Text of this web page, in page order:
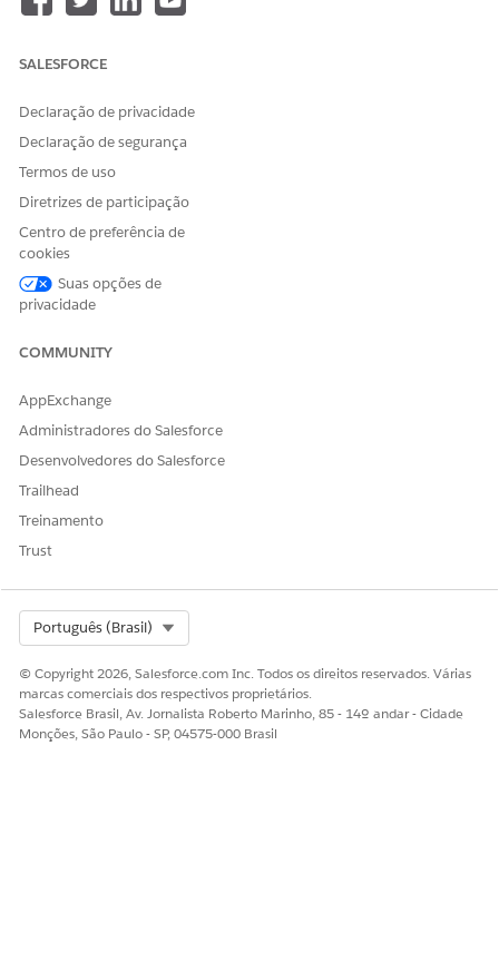
As contas pessoais armazenam informações sobre uma
contato em uma única experiência de objeto. Para
usuários finais, um registro de conta pessoal aparece e
funciona como um único registro.
O modelo individual
O modelo individual usa uma combinação dos objetos
padrão Conta e Contato, acoplados em uma
objeto unificada
foram estendidos com campos personalizados, tipos de
registro e muito mais.
Contas pessoais
Considerações sobre o uso de contas pessoais
Guia de implementação de Contas pessoais
SALESFORCE
Declaração de privacidade
Declaração de segurança
Termos de uso
Diretrizes de participação
Centro de preferência de
cookies
Suas opções de
privacidade
COMMUNITY
AppExchange
Administradores do Salesforce
Desenvolvedores do Salesforce
Trailhead
Treinamento
Trust
Português (Brasil)
© Copyright 2026, Salesforce.com Inc. Todos os direitos reservados. Várias
marcas comerciais dos respectivos proprietários.
Salesforce Brasil, Av. Jornalista Roberto Marinho, 85 - 14º andar - Cidade
Monções, São Paulo - SP, 04575-000 Brasil